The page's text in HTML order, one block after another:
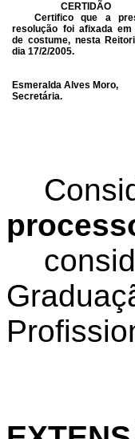
CERTIDÃO
Certifico que a
resolução foi afixada em
de costume, nesta
dia 17/2/2005.
Esmeralda Alves Moro,
Secretária.